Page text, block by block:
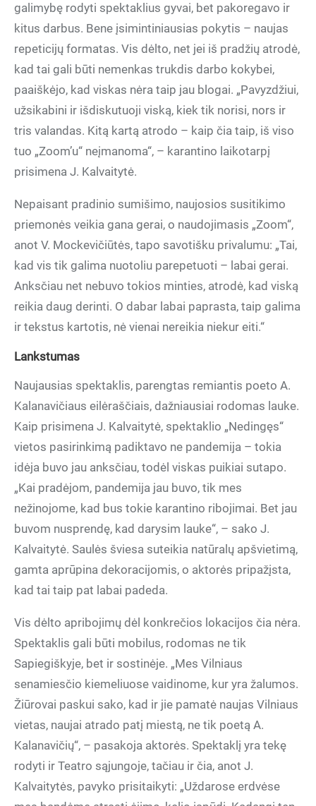
galimybę rodyti spektaklius gyvai, bet pakoregavo ir
kitus darbus. Bene įsimintiniausias pokytis – naujas
repeticijų formatas. Vis dėlto, net jei iš pradžių atrodė,
kad tai gali būti nemenkas trukdis darbo kokybei,
paaiškėjo, kad viskas nėra taip jau blogai. „Pavyzdžiui,
užsikabini ir išdiskutuoji viską, kiek tik norisi, nors ir
tris valandas. Kitą kartą atrodo – kaip čia taip, iš viso
tuo „Zoom’u“ neįmanoma“, – karantino laikotarpį
prisimena J. Kalvaitytė.
Nepaisant pradinio sumišimo, naujosios susitikimo
priemonės veikia gana gerai, o naudojimasis „Zoom“,
anot V. Mockevičiūtės, tapo savotišku privalumu: „Tai,
kad vis tik galima nuotoliu parepetuoti – labai gerai.
Anksčiau net nebuvo tokios minties, atrodė, kad viską
reikia daug derinti. O dabar labai paprasta, taip galima
ir tekstus kartotis, nė vienai nereikia niekur eiti.“
Lankstumas
Naujausias spektaklis, parengtas remiantis poeto A.
Kalanavičiaus eilėraščiais, dažniausiai rodomas lauke.
Kaip prisimena J. Kalvaitytė, spektaklio „Nedingęs“
vietos pasirinkimą padiktavo ne pandemija – tokia
idėja buvo jau anksčiau, todėl viskas puikiai sutapo.
„Kai pradėjom, pandemija jau buvo, tik mes
nežinojome, kad bus tokie karantino ribojimai. Bet jau
buvom nusprendę, kad darysim lauke“, – sako J.
Kalvaitytė. Saulės šviesa suteikia natūralų apšvietimą,
gamta aprūpina dekoracijomis, o aktorės pripažįsta,
kad tai taip pat labai padeda.
Vis dėlto apribojimų dėl konkrečios lokacijos čia nėra.
Spektaklis gali būti mobilus, rodomas ne tik
Sapiegiškyje, bet ir sostinėje. „Mes Vilniaus
senamiesčio kiemeliuose vaidinome, kur yra žalumos.
Žiūrovai paskui sako, kad ir jie pamatė naujas Vilniaus
vietas, naujai atrado patį miestą, ne tik poetą A.
Kalanavičių“, – pasakoja aktorės. Spektaklį yra tekę
rodyti ir Teatro sąjungoje, tačiau ir čia, anot J.
Kalvaitytės, pavyko prisitaikyti: „Uždarose erdvėse